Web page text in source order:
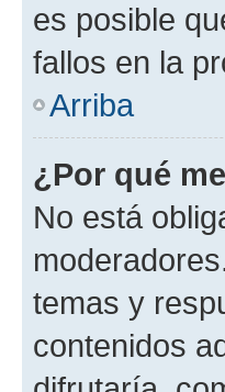
es posible
fallos en la
Arriba
¿Por qué
No está
temas y
contenidos